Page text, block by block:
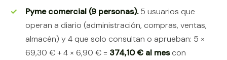
Pyme comercial (9 personas).5 usuarios que
operan a diario (administración, compras, ventas,
almacén) y 4 que solo consultan o aprueban: 5 ×
69,30 € + 4 × 6,90 € = 374,10 € al mescon